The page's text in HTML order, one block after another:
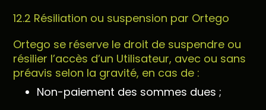
12.2 Résiliation ou suspension par Ortego
Ortego se réserve le droit de suspendre ou
résilier l’accès d’un Utilisateur, avec ou sans
préavis selon la gravité, en cas de :
Non-paiement des sommes dues ;